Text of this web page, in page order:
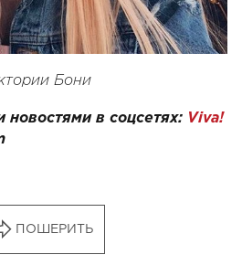
Бони
новостями в соцсетях: Viva!
ПОШЕРИТЬ